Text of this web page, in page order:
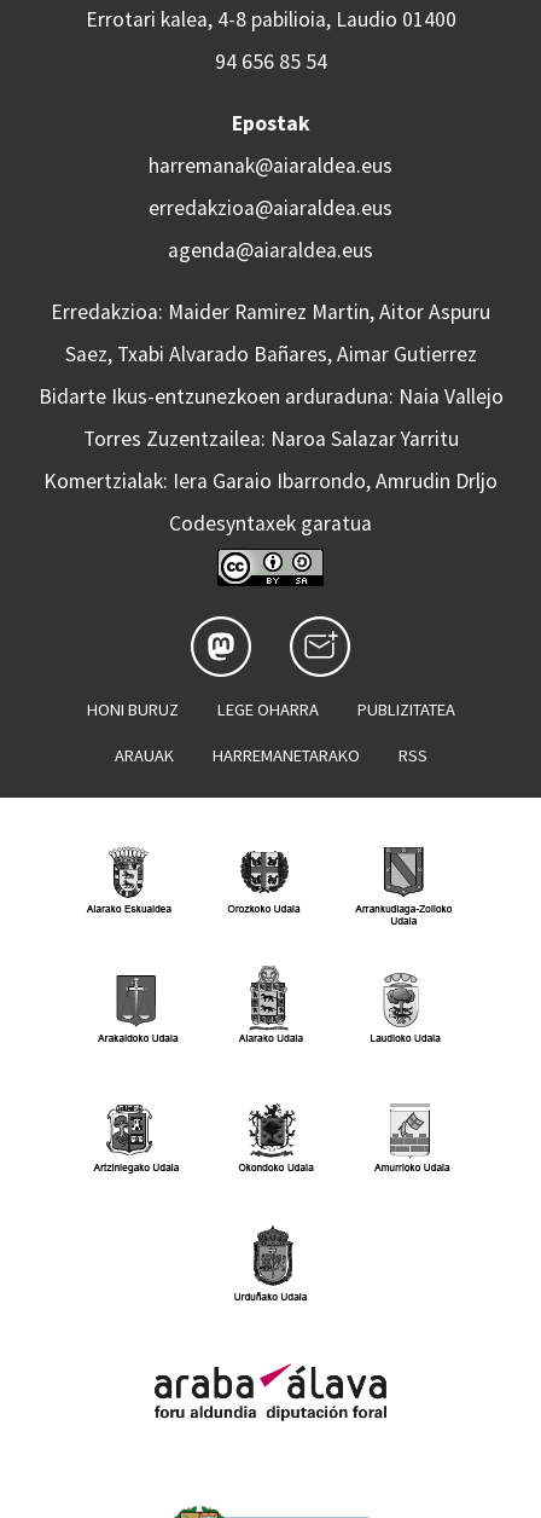
Errotari kalea, 4-8 pabilioia, Laudio 01400
94 656 85 54
Epostak
harremanak@aiaraldea.eus
erredakzioa@aiaraldea.eus
agenda@aiaraldea.eus
Erredakzioa: Maider Ramirez Martin, Aitor Aspuru
Saez, Txabi Alvarado Bañares, Aimar Gutierrez
Bidarte Ikus-entzunezkoen arduraduna: Naia Vallejo
Torres Zuzentzailea: Naroa Salazar Yarritu
Komertzialak: Iera Garaio Ibarrondo, Amrudin Drljo
Codesyntaxek garatua
HONI BURUZ LEGE OHARRA PUBLIZITATEA
ARAUAK HARREMANETARAKO RSS